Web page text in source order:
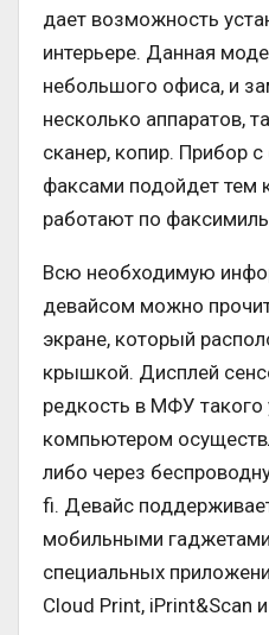
дает возможность
интерьере. Данная
небольшого офиса, и
несколько аппаратов,
сканер, копир. Прибор
факсами подойдет тем
работают по
Всю необходимую
девайсом можно
экране, который
крышкой. Дисплей
редкость в МФУ такого
компьютером
либо через
fi. Девайс
мобильными
специальных
Cloud Print, iPrint&Scan